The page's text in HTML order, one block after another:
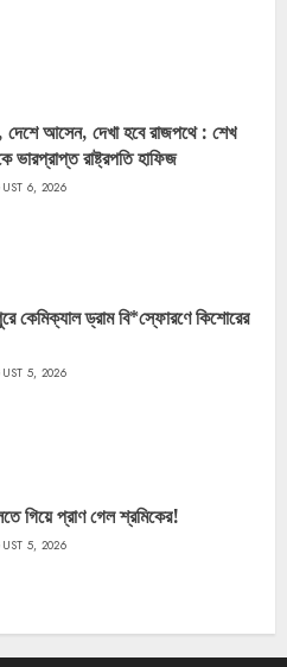
আসেন, দেখা হবে রাজপথে : শেখ
ভারপ্রাপ্ত রাষ্ট্রপতি হাফিজ
6, 2026
কেমিক্যাল ড্রাম বি*স্ফোরণে কিশোরের
5, 2026
গিয়ে প্রাণ গেল শ্রমিকের!
5, 2026